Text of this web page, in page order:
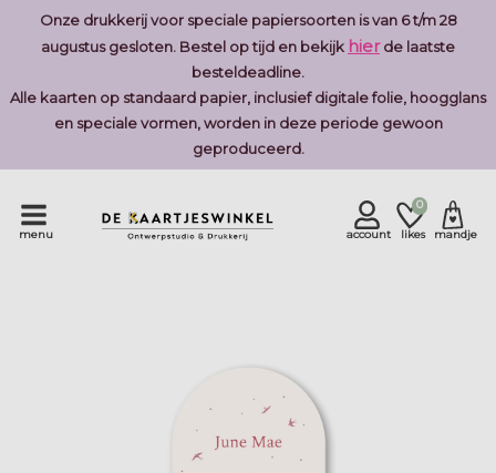
Onze drukkerij voor speciale papiersoorten is van 6 t/m 28
augustus gesloten. Bestel op tijd en bekijk hierde laatste
besteldeadline.
Alle kaarten op standaard papier, inclusief digitale folie, hoogglans
en speciale vormen, worden in deze periode gewoon
geproduceerd.
menu account likes
0
mandje